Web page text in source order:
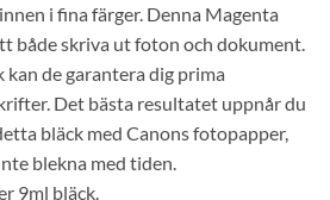
i fina färger. Denna Magenta
både skriva ut foton och dokument.
kan de garantera dig prima
Det bästa resultatet uppnår du
bläck med Canons fotopapper,
blekna med tiden.
9ml bläck.